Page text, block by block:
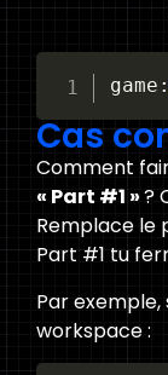
game :
Cas
Comment
« Part #1 »?
Remplace le
Part #1 tu
Par
workspace :